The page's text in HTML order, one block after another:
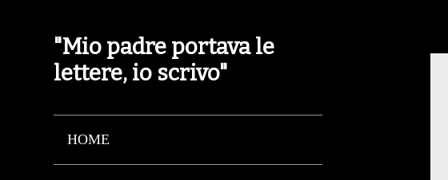
"Mio padre portava le
lettere, io scrivo"
HOME